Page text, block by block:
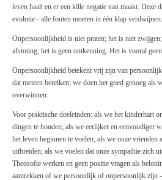
leven haalt en er een kille negatie van maakt. Deze
evolutie - alle fouten moeten in één klap verdwijnen.
Onpersoonlijkheid is niet praten; het is niet
afstoting; het is geen ontkenning. Het is vooral
Onpersoonlijkheid betekent vrij zijn van
dat meteen bereiken; we doen het goed genoeg als
overwinnen.
Voor praktische doeleinden: als we het kinderhart
dingen te houden; als we eerlijker en eenvoudiger
het leven beginnen te voelen; als we onze vrienden
uitbreiden; als we voelen dat onze sympathie zich
Theosofie werken en geen positie vragen als
aantrekken of we persoonlijk of onpersoonlijk zijn